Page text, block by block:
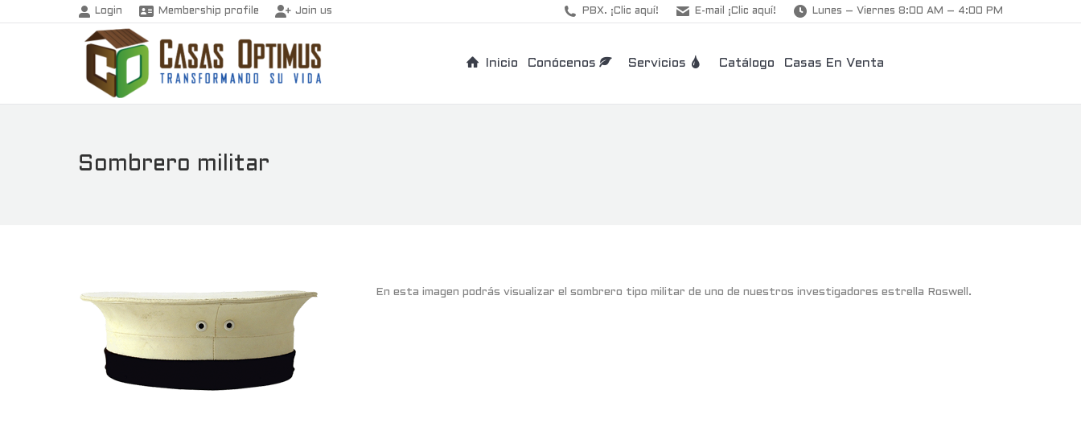
Login Membership profile Join us PBX. ¡Clic aquí! E-mail ¡Clic aquí! Lunes – Viernes 8:00 AM – 4:00 PM
Inicio Conócenos Servicios Catálogo Casas En Venta
Sombrero militar
En esta imagen podrás visualizar el sombrero tipo militar de uno de nuestros investigadores estrella Roswell.